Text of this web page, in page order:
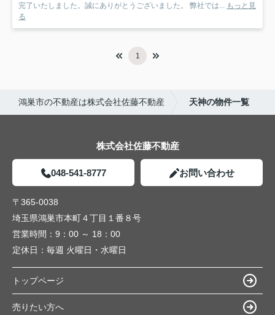
完了いたしました。誠にありがとうございました。 弊社では... もっと見
る
1
鴻巣市の不動産は株式会社佐藤不動産 天神の物件一覧
株式会社佐藤不動産
048-541-8777 お問い合わせ
〒365-0038
埼玉県鴻巣市本町４丁目１番８号
営業時間： 9：00 ～ 18：00
定休日： 毎週 火曜日・水曜日
トップページ
売りたい方へ